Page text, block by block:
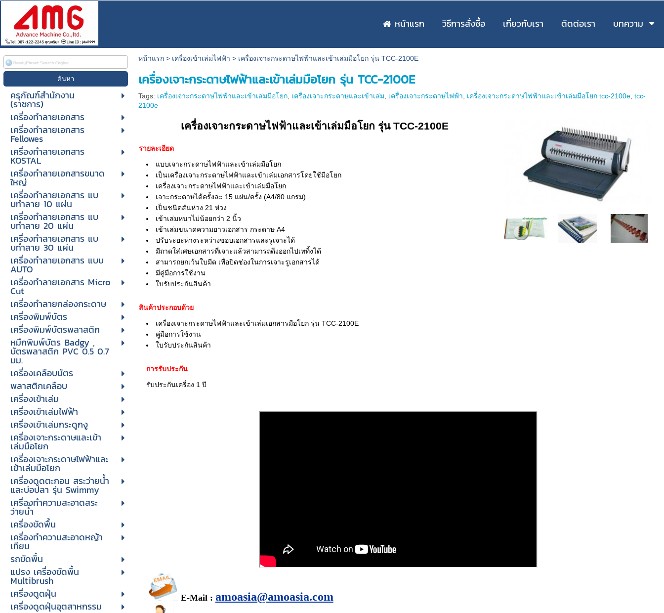
หน้าแรก วิธีการสั่งซื้อ เกี่ยวกับเรา ติดต่อเรา บทความ
ครุภัณฑ์สำนักงาน
(ราชการ)
เครื่องทำลายเอกสาร
เครื่องทำลายเอกสาร
Fellowes
เครื่องทำลายเอกสาร
KOSTAL
เครื่องทำลายเอกสารขนาด
ใหญ่
เครื่องทําลายเอกสาร แบ
บทําลาย 10 แผ่น
เครื่องทําลายเอกสาร แบ
บทําลาย 20 แผ่น
เครื่องทําลายเอกสาร แบ
บทําลาย 30 แผ่น
เครื่องทำลายเอกสาร แบบ
AUTO
เครื่องทำลายเอกสาร Micro
Cut
เครื่องทำลายกล่องกระดาษ
เครื่องพิมพ์บัตร
เครื่องพิมพ์บัตรพลาสติก
หมึกพิมพ์บัตร Badgy ,
บัตรพลาสติก PVC 0.5 0.7
มม.
เครื่องเคลือบบัตร
พลาสติกเคลือบ
เครื่องเข้าเล่ม
เครื่องเข้าเล่มไฟฟ้า
เครื่องเข้าเล่มกระดูกงู
เครื่องเจาะกระดาษและเข้า
เล่มมือโยก
เครื่องเจาะกระดาษไฟฟ้าและ
เข้าเล่มมือโยก
เครื่องดูดตะกอน สระว่ายน้ำ
และบ่อปลา รุ่น Swimmy
เครื่องทำความสะอาดสระ
ว่ายน้ำ
เครื่องขัดพื้น
เครื่องทำความสะอาดหญ้า
เทียม
รถขัดพื้น
แปรง เครื่องขัดพื้น
Multibrush
เครื่องดูดฝุ่น
เครื่องดูดฝุ่นอุตสาหกรรม
หน้าแรก> เครื่องเข้าเล่มไฟฟ้า > เครื่องเจาะกระดาษไฟฟ้าและเข้าเล่มมือโยก รุ่น TCC-2100E
เครื่องเจาะกระดาษไฟฟ้าและเข้าเล่มมือโยก รุ่น TCC-2100E
Tags: เครื่องเจาะกระดาษไฟฟ้าและเข้าเล่มมือโยก เครื่องเจาะกระดาษและเข้าเล่ม เครื่องเจาะกระดาษไฟฟ้า เครื่องเจาะกระดาษไฟฟ้าและเข้าเล่มมือโยก tcc-2100e ,tcc-
2100e
เครื่องเจาะกระดาษไฟฟ้าและเข้าเล่มมือโยก รุ่น TCC-2100E
รายละเอียด
แบบเจาะกระดาษไฟฟ้าและเข้าเล่มมือโยก
เป็นเครื่องเจาะกระดาษไฟฟ้าและเข้าเล่มเอกสารโดยใช้มือโยก
เครื่องเจาะกระดาษไฟฟ้าและเข้าเล่มมือโยก
เจาะกระดาษได้ครั้งละ 15 แผ่น/ครั้ง (A4/80 แกรม)
เป็นชนิดสันห่วง 21 ห่วง
เข้าเล่มหนาไม่น้อยกว่า 2 นิ้ว
เข้าเล่มขนาดความยาวเอกสาร กระดาษ A4
ปรับระยะห่างระหว่างขอบเอกสารและรูเจาะได้
มีถาดใส่เศษเอกสารที่เจาะแล้วสามารถดึงออกไปเททิ้งได้
สามารถยกเว้นใบมีด เพื่อปิดช่องในการเจาะรูเอกสารได้
มีคู่มือการใช้งาน
ใบรับประกันสินค้า
สินค้าประกอบด้วย
เครื่องเจาะกระดาษไฟฟ้าและเข้าเล่มเอกสารมือโยก รุ่น TCC-2100E
คู่มือการใช้งาน
ใบรับประกันสินค้า
การรับประกัน
รับประกันเครื่อง 1 ปี
E-Mail : amoasia@amoasia.com